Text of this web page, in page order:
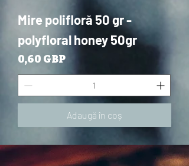
Mire polifloră 50 gr -
polyfloral honey 50gr
Preț
0,60 GBP
Adaugă în coș